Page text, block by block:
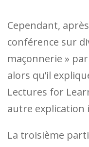
Cependant,
conférence sur
maçonnerie »
alors qu’il
Lectures for
autre explication
La troisième